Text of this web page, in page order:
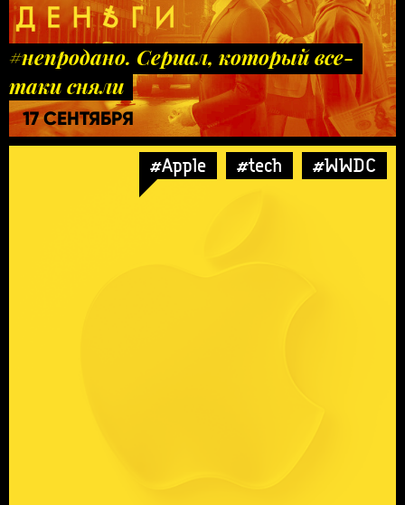
#непродано. Сериал, который все-
таки сняли
17 СЕНТЯБРЯ
#Apple #tech #WWDC